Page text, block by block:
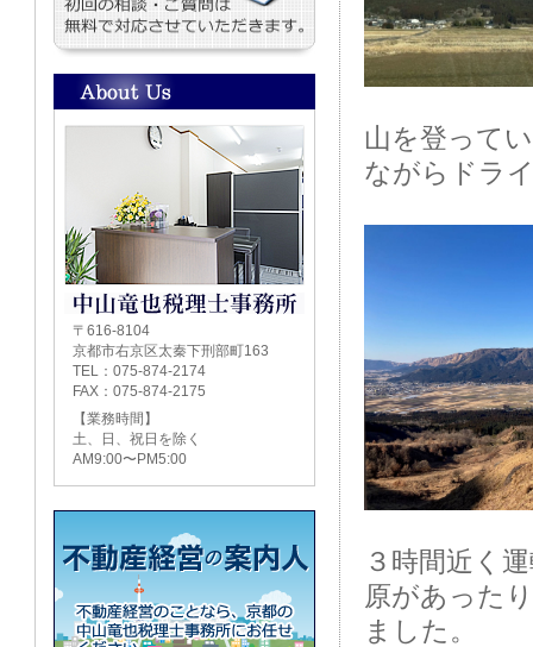
〒616-8104
京都市右京区太秦下刑部町163
TEL：075-874-2174
FAX：075-874-2175
【業務時間】
土、日、祝日を除く
AM9:00〜PM5:00
山を登って
ながらドラ
３時間近く
原があった
ました。